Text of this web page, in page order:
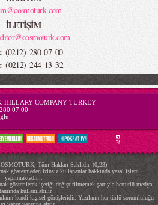
İLETİŞİM
(0212) 280 07 00
(0212) 244 13 32
HILLARY COMPANY TURKEY
07 00
Tüm Hakları Saklıdır. (0,23)
göstermeden izinsiz kullananlar hakkında yasal işlem
yapılmaktadır...
gösterilerek içeriği değiştirilmemek şartıyla hertürlü medya
kullanılabilir.
kendi kişisel görüşleridir. Yazıların her türlü sorumluluğu